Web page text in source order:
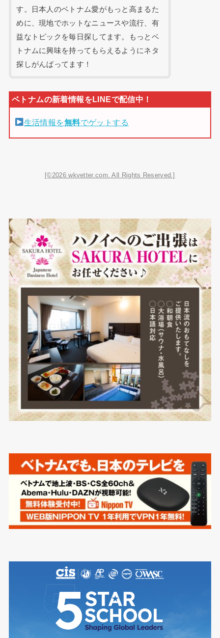
す。日本人のベトナム愛がもっと高まるた
めに、現地でホットなニュースや流行、有
益なトピックを毎日探してます。もっとベ
トナムに興味を持ってもらえるようにネタ
探しがんばってます！
生活情報を無料でゲットする
[©2026 wkvetter.com. All Rights Reserved.]